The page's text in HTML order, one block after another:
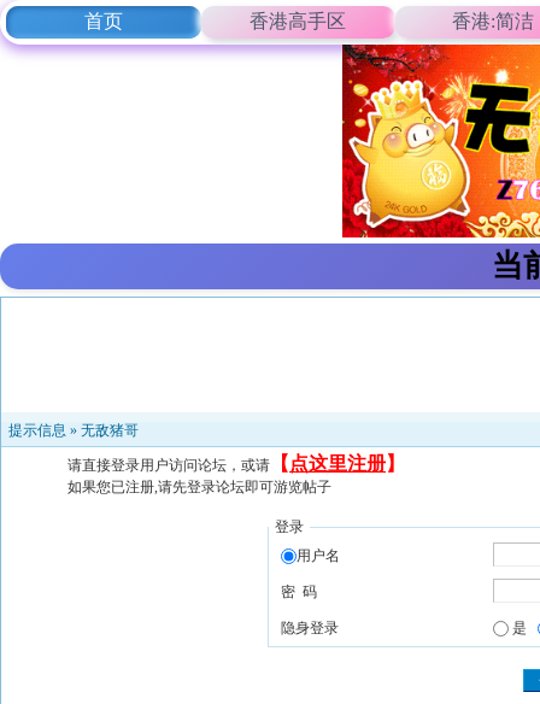
首页 香港高手区 香港:简洁
当
提示信息 » 无敌猪哥
请直接登录用户访问论坛，或请 【 点这里注册】
如果您已注册,请先登录论坛即可游览帖子
登录
用户名
密 码
隐身登录 是